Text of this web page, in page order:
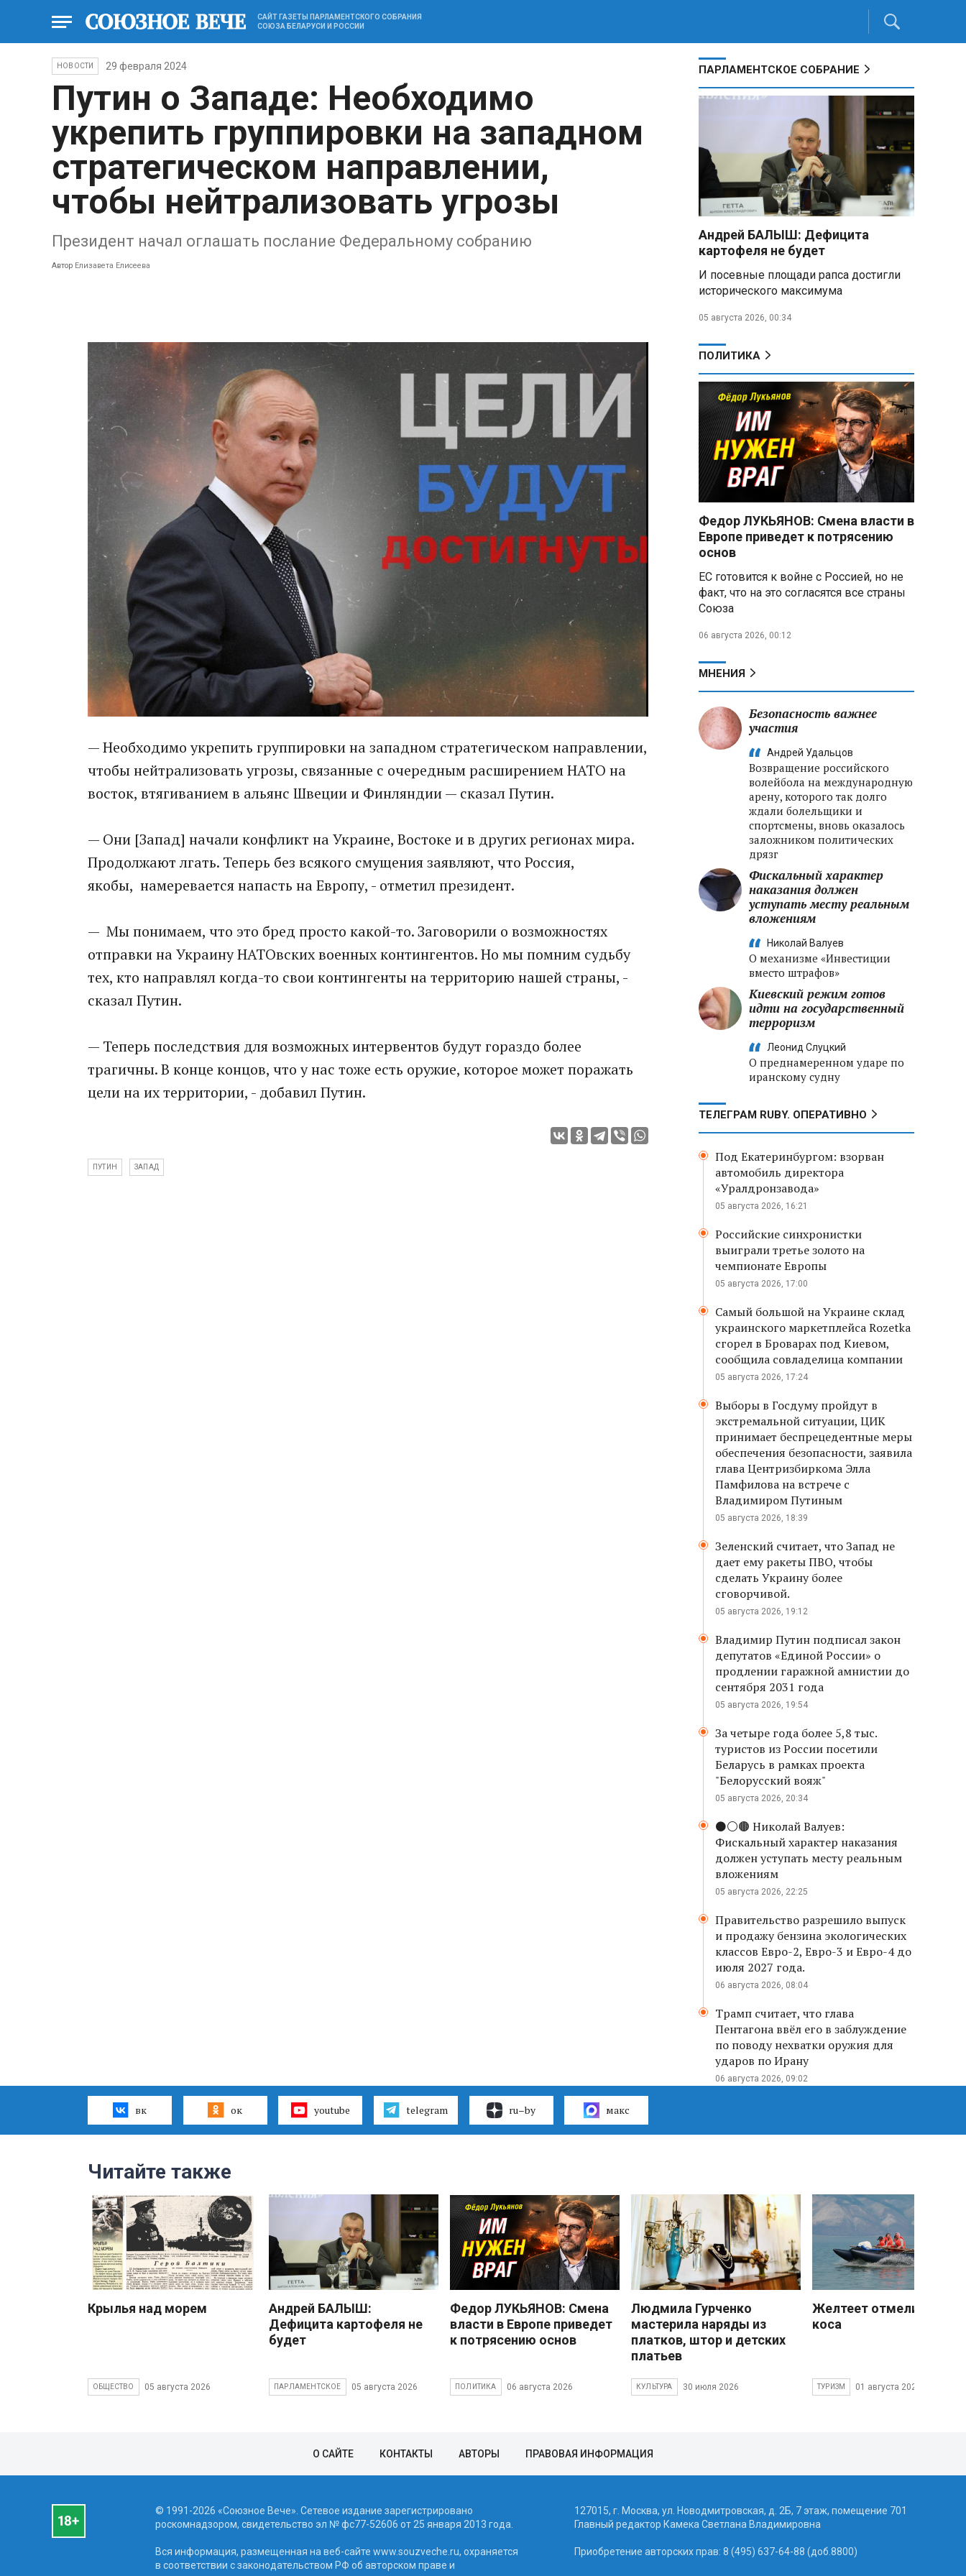
САЙТ ГАЗЕТЫ ПАРЛАМЕНТСКОГО СОБРАНИЯ
СОЮЗА БЕЛАРУСИ И РОССИИ
НОВОСТИ 29 февраля 2024
Путин о Западе: Необходимо
укрепить группировки на западном
стратегическом направлении,
чтобы нейтрализовать угрозы
Президент начал оглашать послание Федеральному собранию
Автор Елизавета Елисеева
— Необходимо укрепить группировки на западном стратегическом направлении,
чтобы нейтрализовать угрозы, связанные с очередным расширением НАТО на
восток, втягиванием в альянс Швеции и Финляндии — сказал Путин.
— Они [Запад] начали конфликт на Украине, Востоке и в других регионах мира.
Продолжают лгать. Теперь без всякого смущения заявляют, что Россия,
якобы, намеревается напасть на Европу, - отметил президент.
— Мы понимаем, что это бред просто какой-то. Заговорили о возможностях
отправки на Украину НАТОвских военных контингентов. Но мы помним судьбу
тех, кто направлял когда-то свои контингенты на территорию нашей страны, -
сказал Путин.
— Теперь последствия для возможных интервентов будут гораздо более
трагичны. В конце концов, что у нас тоже есть оружие, которое может поражать
цели на их территории, - добавил Путин.
ПУТИН ЗАПАД
ПАРЛАМЕНТСКОЕ СОБРАНИЕ
Андрей БАЛЫШ: Дефицита
картофеля не будет
И посевные площади рапса достигли
исторического максимума
05 августа 2026, 00:34
ПОЛИТИКА
Федор ЛУКЬЯНОВ: Смена власти в
Европе приведет к потрясению
основ
ЕС готовится к войне с Россией, но не
факт, что на это согласятся все страны
Союза
06 августа 2026, 00:12
МНЕНИЯ
Безопасность важнее
участия
Андрей Удальцов
Возвращение российского
волейбола на международную
арену, которого так долго
ждали болельщики и
спортсмены, вновь оказалось
заложником политических
дрязг
Фискальный характер
наказания должен
уступать месту реальным
вложениям
Николай Валуев
О механизме «Инвестиции
вместо штрафов»
Киевский режим готов
идти на государственный
терроризм
Леонид Слуцкий
О преднамеренном ударе по
иранскому судну
ТЕЛЕГРАМ RUBY. ОПЕРАТИВНО
Под Екатеринбургом: взорван
автомобиль директора
«Уралдронзавода»
05 августа 2026, 16:21
Российские синхронистки
выиграли третье золото на
чемпионате Европы
05 августа 2026, 17:00
Самый большой на Украине склад
украинского маркетплейса Rozetka
сгорел в Броварах под Киевом,
сообщила совладелица компании
05 августа 2026, 17:24
Выборы в Госдуму пройдут в
экстремальной ситуации, ЦИК
принимает беспрецедентные меры
обеспечения безопасности, заявила
глава Центризбиркома Элла
Памфилова на встрече с
Владимиром Путиным
05 августа 2026, 18:39
Зеленский считает, что Запад не
дает ему ракеты ПВО, чтобы
сделать Украину более
сговорчивой.
05 августа 2026, 19:12
Владимир Путин подписал закон
депутатов «Единой России» о
продлении гаражной амнистии до
сентября 2031 года
05 августа 2026, 19:54
За четыре года более 5,8 тыс.
туристов из России посетили
Беларусь в рамках проекта
"Белорусский вояж"
05 августа 2026, 20:34
⚫️⚪️🟤 Николай Валуев:
Фискальный характер наказания
должен уступать месту реальным
вложениям
05 августа 2026, 22:25
Правительство разрешило выпуск
и продажу бензина экологических
классов Евро-2, Евро-3 и Евро-4 до
июля 2027 года.
06 августа 2026, 08:04
Трамп считает, что глава
Пентагона ввёл его в заблуждение
по поводу нехватки оружия для
ударов по Ирану
06 августа 2026, 09:02
вк ок youtube telegram ru–by макс
Читайте также
Крылья над морем
ОБЩЕСТВО 05 августа 2026
Андрей БАЛЫШ:
Дефицита картофеля не
будет
ПАРЛАМЕНТСКОЕ 05 августа 2026
Федор ЛУКЬЯНОВ: Смена
власти в Европе приведет
к потрясению основ
ПОЛИТИКА 06 августа 2026
Людмила Гурченко
мастерила наряды из
платков, штор и детских
платьев
КУЛЬТУРА 30 июля 2026
Желтеет отмели
коса
ТУРИЗМ 01 августа 2026
О САЙТЕ КОНТАКТЫ АВТОРЫ ПРАВОВАЯ ИНФОРМАЦИЯ
© 1991-2026 «Союзное Вече». Сетевое издание зарегистрировано
роскомнадзором, свидетельство эл № фc77-52606 от 25 января 2013 года.
Вся информация, размещенная на веб-сайте www.souzveche.ru, охраняется
в соответствии с законодательством РФ об авторском праве и
127015, г. Москва, ул. Новодмитровская, д. 2Б, 7 этаж, помещение 701
Главный редактор Камека Светлана Владимировна
Приобретение авторских прав: 8 (495) 637-64-88 (доб.8800)